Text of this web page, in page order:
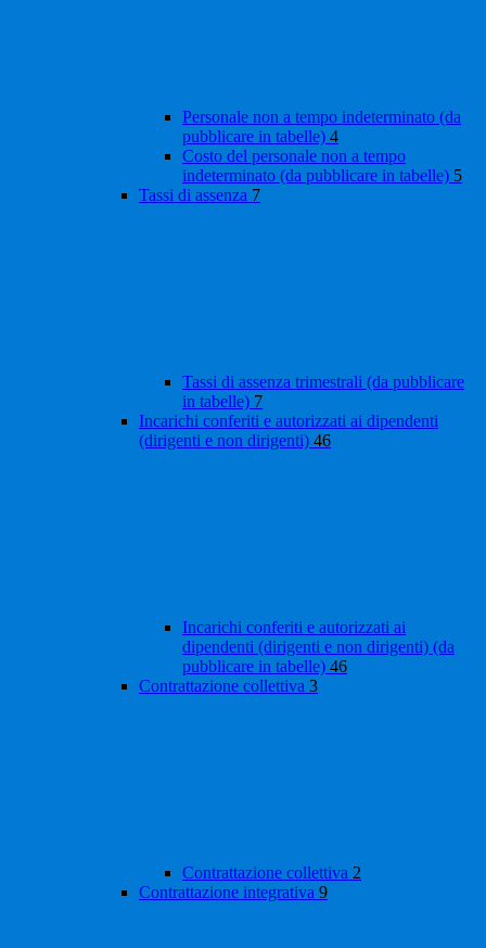
Personale non a tempo indeterminato (da
pubblicare in tabelle) 4
Costo del personale non a tempo
indeterminato (da pubblicare in tabelle) 5
Tassi di assenza 7
Tassi di assenza trimestrali (da pubblicare
in tabelle) 7
Incarichi conferiti e autorizzati ai dipendenti
(dirigenti e non dirigenti) 46
Incarichi conferiti e autorizzati ai
dipendenti (dirigenti e non dirigenti) (da
pubblicare in tabelle) 46
Contrattazione collettiva 3
Contrattazione collettiva 2
Contrattazione integrativa 9